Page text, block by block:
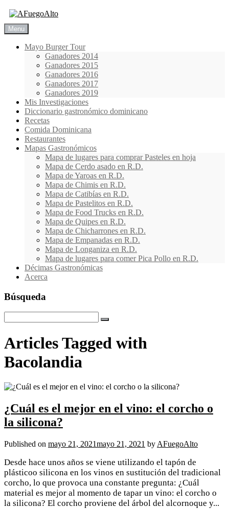
Skip
to
content
Menu
Mayo Burger Tour
Ganadores 2014
Ganadores 2015
Ganadores 2016
Ganadores 2017
Ganadores 2019
Mis Investigaciones
Diccionario gastronómico dominicano
Recetas
Comida Dominicana
Restaurantes
Mapas Gastronómicos
Mapa de lugares para comprar Pasteles en hoja
Mapa de Cerdo asado en R.D.
Mapa de Yaroas en R.D.
Mapa de Chimis en R.D.
Mapa de Catibías en R.D.
Mapa de Pastelitos en R.D.
Mapa de Food Trucks en R.D.
Mapa de Quipes en R.D.
Mapa de Chicharrones en R.D.
Mapa de Empanadas en R.D.
Mapa de Longaniza en R.D.
Mapa de lugares para comer Pica Pollo en R.D.
Décimas Gastronómicas
Acerca
Búsqueda
Articles Tagged with
Bacolandia
¿Cuál es el mejor en el vino: el corcho o
la silicona?
Published on mayo 21, 2021mayo 21, 2021 by AFuegoAlto
Desde hace unos años se viene utilizando el tapón de
plásticoo silicona en los vinos en sustitución del tradicional
corcho, lo que provoca una constante pregunta: ¿Cuál
material es mejor al momento de tapar un vino: el corcho o
la silicona? El corcho proviene del árbol del alcornoque y...